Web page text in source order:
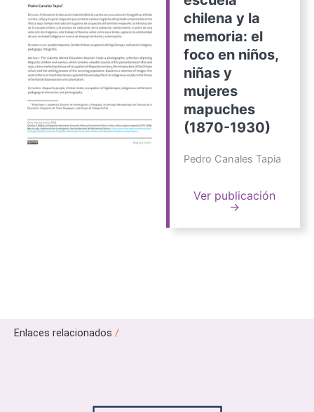
chilena y la
memoria: el
foco en niños,
niñas y
mujeres
mapuches
(1870-1930)
Pedro Canales Tapia
Ver publicación
→
Enlaces relacionados /